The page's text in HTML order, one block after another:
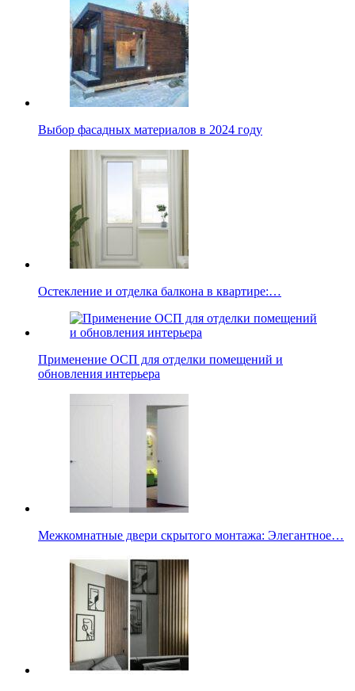
Выбор фасадных материалов в 2024 году
Остекление и отделка балкона в квартире:…
Применение ОСП для отделки помещений и
обновления интерьера
Межкомнатные двери скрытого монтажа: Элегантное…